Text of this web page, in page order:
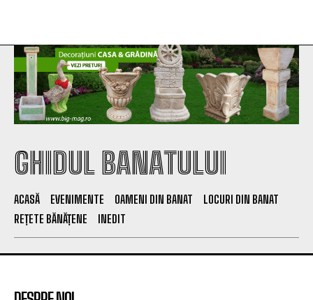
GHIDUL BANATULUI
ACASĂ EVENIMENTE OAMENI DIN BANAT
LOCURI DIN BANAT
REȚETE BĂNĂȚENE
INEDIT